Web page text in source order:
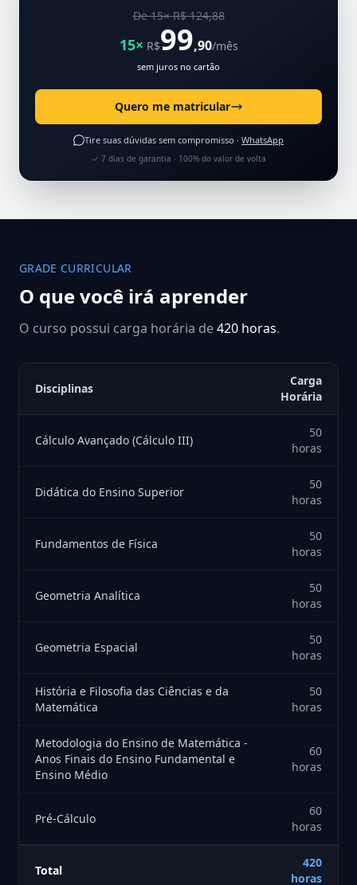
De 15× R$ 124,88
15× R$99,90/mês
sem juros no cartão
Quero me matricular
Tire suas dúvidas sem compromisso · WhatsApp
✓ 7 dias de garantia · 100% do valor de volta
GRADE CURRICULAR
O que você irá aprender
O curso possui carga horária de420 horas.
Disciplinas
Carga
Horária
Cálculo Avançado (Cálculo III)
50
horas
Didática do Ensino Superior
50
horas
Fundamentos de Física
50
horas
Geometria Analítica
50
horas
Geometria Espacial
50
horas
História e Filosofia das Ciências e da
Matemática
50
horas
Metodologia do Ensino de Matemática -
Anos Finais do Ensino Fundamental e
Ensino Médio
60
horas
Pré-Cálculo
60
horas
Total
420
horas